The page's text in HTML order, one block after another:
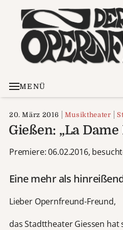
MENÜ
20. März 2016 Musiktheater
Gießen: „La Dame
Premiere: 06.02.2016,
Eine mehr als
Lieber Opernfreund-Freund,
das Stadttheater Giessen hat